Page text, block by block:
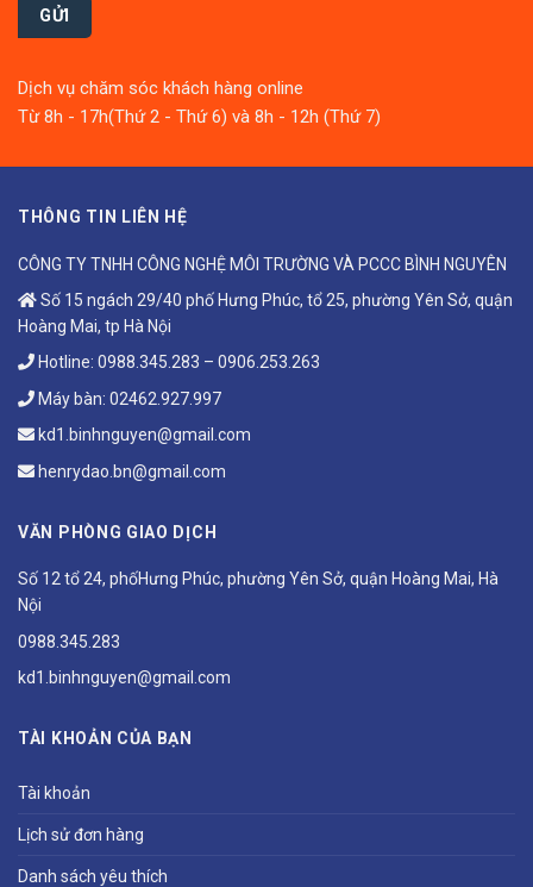
Dịch vụ chăm sóc khách hàng online
Từ 8h - 17h(Thứ 2 - Thứ 6) và 8h - 12h (Thứ 7)
THÔNG TIN LIÊN HỆ
CÔNG TY TNHH CÔNG NGHỆ MÔI TRƯỜNG VÀ PCCC BÌNH NGUYÊN
Số 15 ngách 29/40 phố Hưng Phúc, tổ 25, phường Yên Sở, quận
Hoàng Mai, tp Hà Nội
Hotline: 0988.345.283 – 0906.253.263
Máy bàn: 02462.927.997
kd1.binhnguyen@gmail.com
henrydao.bn@gmail.com
VĂN PHÒNG GIAO DỊCH
Số 12 tổ 24, phốHưng Phúc, phường Yên Sở, quận Hoàng Mai, Hà
Nội
0988.345.283
kd1.binhnguyen@gmail.com
TÀI KHOẢN CỦA BẠN
Tài khoản
Lịch sử đơn hàng
Danh sách yêu thích